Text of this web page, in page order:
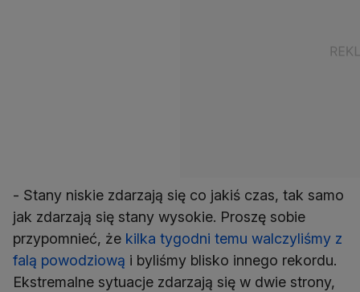
- Stany niskie zdarzają się co jakiś czas, tak samo
jak zdarzają się stany wysokie. Proszę sobie
przypomnieć, że kilka tygodni temu walczyliśmy z
falą powodziową i byliśmy blisko innego rekordu.
Ekstremalne sytuacje zdarzają się w dwie strony,